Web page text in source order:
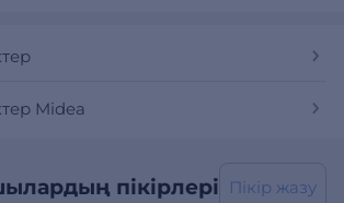
Midea
пікірлері Пікір жазу